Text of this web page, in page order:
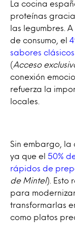
La cocina
proteínas
las legumbres.
de consumo, el
sabores
( Acceso
conexión
refuerza la
locales.
Sin embargo, la
ya que el 50%
rápidos de
de Mintel). Esto
para
transformarlas
como platos